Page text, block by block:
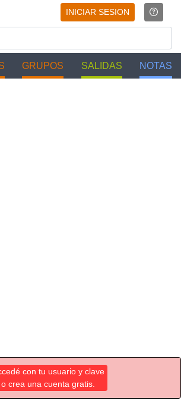
INICIAR SESION
GRUPOS SALIDAS NOTAS
con tu usuario y clave
o crea una cuenta gratis.